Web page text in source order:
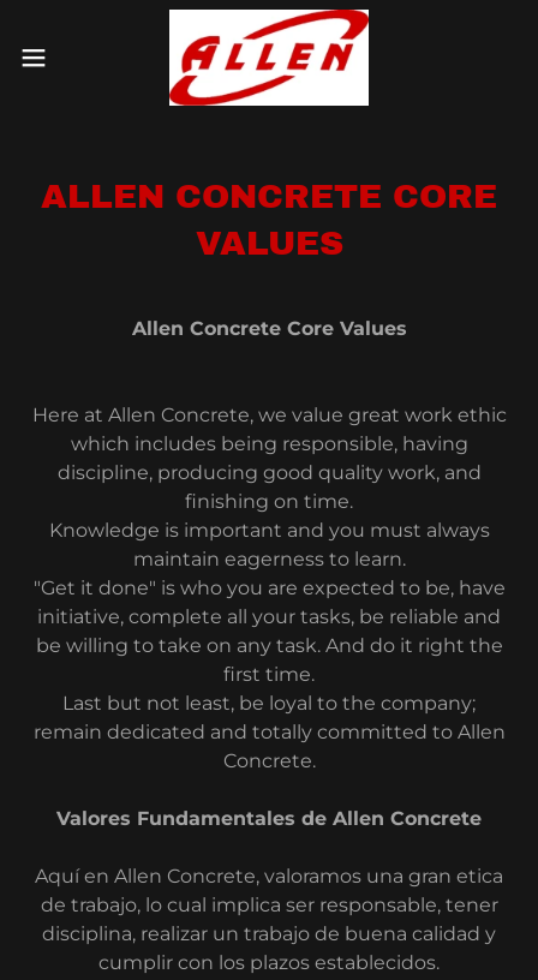
ALLEN CONCRETE CORE
VALUES
Allen Concrete Core Values
Here at Allen Concrete, we value great work ethic
which includes being responsible, having
discipline, producing good quality work, and
finishing on time.
Knowledge is important and you must always
maintain eagerness to learn.
"Get it done" is who you are expected to be, have
initiative, complete all your tasks, be reliable and
be willing to take on any task. And do it right the
first time.
Last but not least, be loyal to the company;
remain dedicated and totally committed to Allen
Concrete.
Valores Fundamentales de Allen Concrete
Aquí en Allen Concrete, valoramos una gran etica
de trabajo, lo cual implica ser responsable, tener
disciplina, realizar un trabajo de buena calidad y
cumplir con los plazos establecidos.